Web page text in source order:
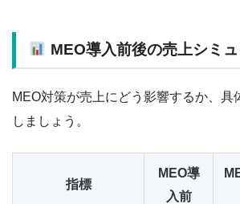
MEO導入前後の売上シミ
MEO対策が売上にどう影響するか、具
しましょう。
指標
MEO導
入前